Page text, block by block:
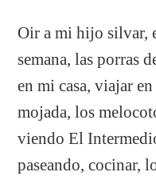
Oir a mi hijo silvar,
semana, las porras
en mi casa, viajar
mojada, los
viendo El
paseando, cocinar,